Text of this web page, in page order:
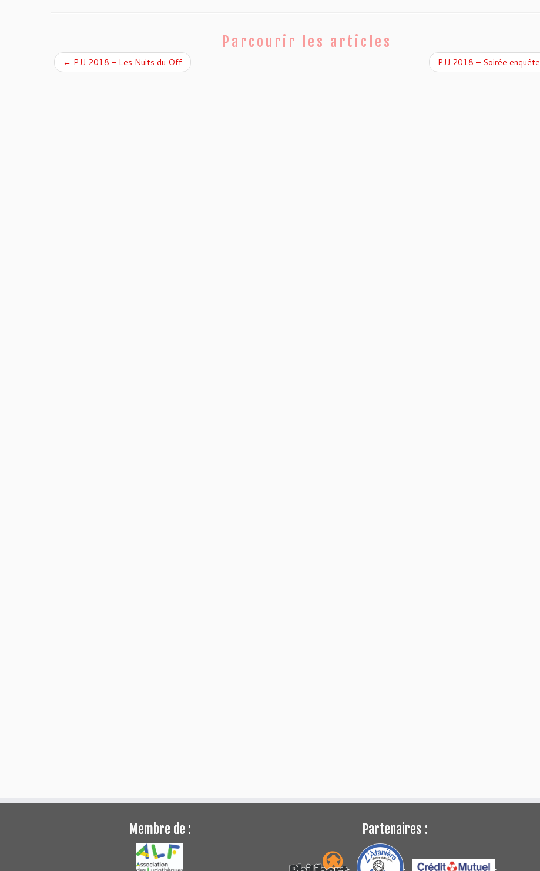
Parcourir les articles
← PJJ 2018 – Les Nuits du Off PJJ 2018 – Soirée enquête
Membre de : Partenaires :